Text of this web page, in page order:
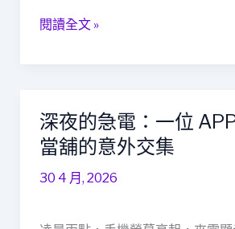
商
真
實
故
事
閱讀全文 »
深夜的急電：一位
當舖的意外交集
30 4 月, 2026
深
夜
的
急